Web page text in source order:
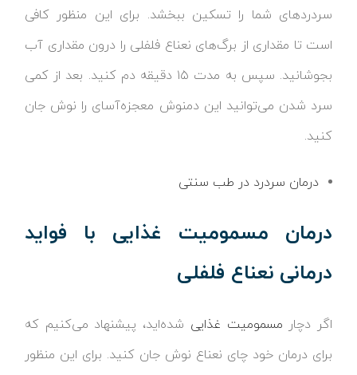
سردردهای شما را تسکین ببخشد. برای این منظور کافی
است تا مقداری از برگ‌های نعناع فلفلی را درون مقداری آب
بجوشانید. سپس به مدت ۱۵ دقیقه دم کنید. بعد از کمی
سرد شدن می‌توانید این دمنوش معجزه‌آسای را نوش جان
کنید.
درمان سردرد در طب سنتی
درمان مسمومیت غذایی با فواید
درمانی نعناع فلفلی
اگر دچار مسمومیت غذایی شده‌اید، پیشنهاد می‌کنیم که
برای درمان خود چای نعناع نوش جان کنید. برای این منظور